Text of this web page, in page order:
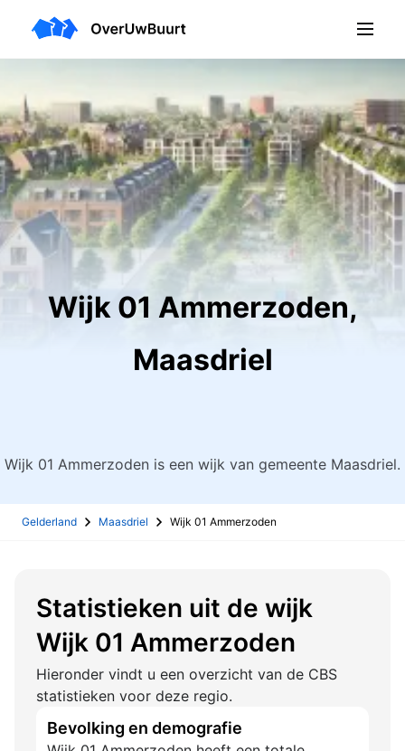
Wijk 01 Ammerzoden,
Maasdriel
Wijk 01 Ammerzoden is een wijk van gemeente Maasdriel.
Gelderland Maasdriel Wijk 01 Ammerzoden
Statistieken uit de wijk
Wijk 01 Ammerzoden
Hieronder vindt u een overzicht van de CBS
statistieken voor deze regio.
Bevolking en demografie